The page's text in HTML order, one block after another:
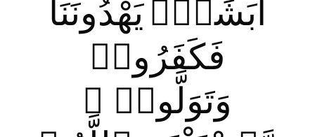
أَبَشَرٌۭ يَهْدُونَنَا
فَكَفَرُوا۟
وَتَوَلَّوا۟ ۚ